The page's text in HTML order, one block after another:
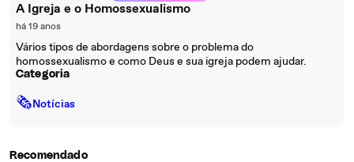
A Igreja e o Homossexualismo
há 19 anos
Vários tipos de abordagens sobre o problema do
homossexualismo e como Deus e sua igreja podem ajudar.
Categoria
🗞Notícias
Recomendado